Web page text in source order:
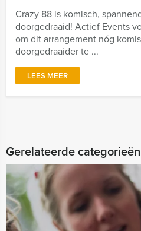
Crazy 88 is komisch,
doorgedraaid! Actief Events
om dit arrangement nóg
doorgedraaider te ...
LEES MEER
Gerelateerde categorieën